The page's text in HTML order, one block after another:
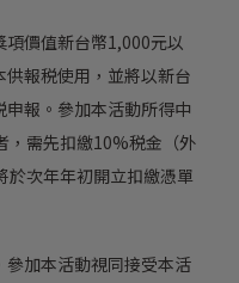
價值新台幣1,000元以
報税使用，並將以新台
報。參加本活動所得中
，需先扣繳10%税金（外
次年年初開立扣繳憑單
加本活動視同接受本活